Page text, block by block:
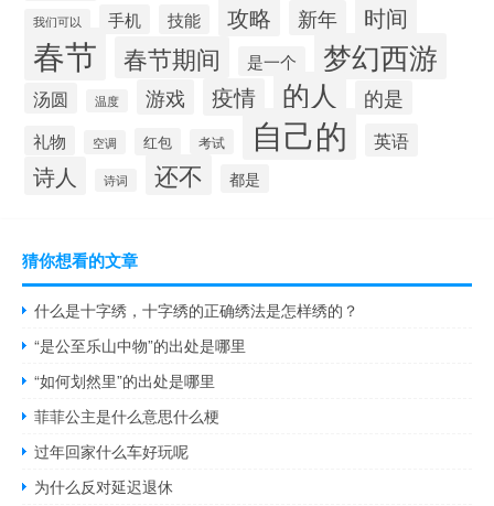
我们可以 手机 技能 攻略 新年 时间
春节 春节期间 是一个 梦幻西游
汤圆 温度 游戏 疫情 的人 的是
礼物 空调 红包 考试 自己的 英语
诗人 诗词 还不 都是
猜你想看的文章
什么是十字绣，十字绣的正确绣法是怎样绣的？
“是公至乐山中物”的出处是哪里
“如何划然里”的出处是哪里
菲菲公主是什么意思什么梗
过年回家什么车好玩呢
为什么反对延迟退休